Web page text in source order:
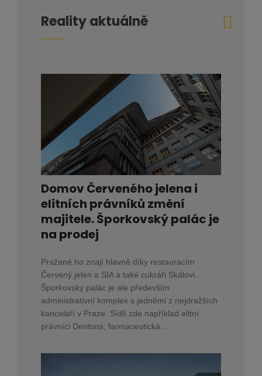
Reality aktuálně
Domov Červeného jelena i
elitních právníků změní
majitele. Šporkovský palác je
na prodej
Pražané ho znají hlavně díky restauracím
Červený jelen a SIA a také cukráři Skálovi.
Šporkovský palác je ale především
administrativní komplex s jedněmi z nejdražších
kanceláří v Praze. Sídlí zde například elitní
právníci Dentons, farmaceutická...